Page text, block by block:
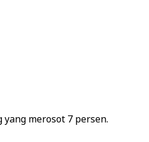
merosot 7 persen.